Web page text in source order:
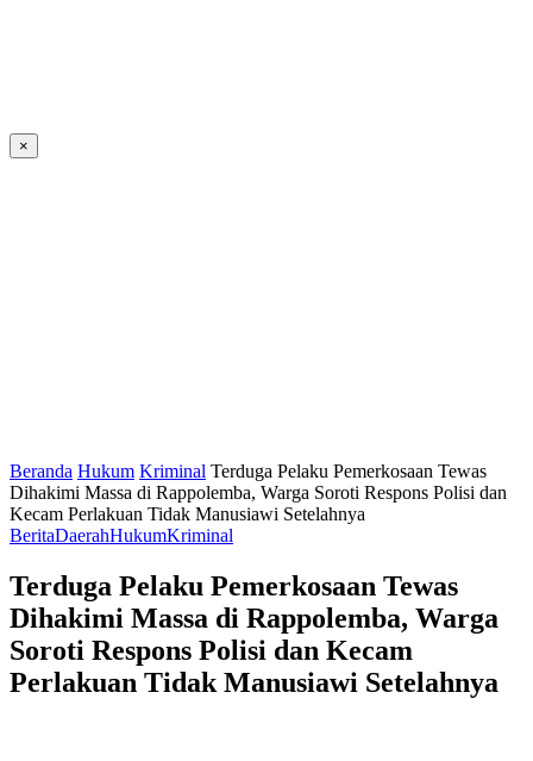
×
Beranda Hukum Kriminal Terduga Pelaku Pemerkosaan Tewas
Dihakimi Massa di Rappolemba, Warga Soroti Respons Polisi dan
Kecam Perlakuan Tidak Manusiawi Setelahnya
BeritaDaerahHukumKriminal
Terduga Pelaku Pemerkosaan Tewas
Dihakimi Massa di Rappolemba, Warga
Soroti Respons Polisi dan Kecam
Perlakuan Tidak Manusiawi Setelahnya